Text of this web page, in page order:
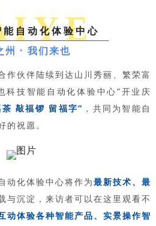
I Y E
自动化体验中心
州 · 我们来也
伙伴陆续到达山川秀丽、繁荣富
科技智能自动化体验中心”开业庆
敲福锣 留福字” ，共同为智能自
的祝愿。
动化体验中心将作为最新技术、最
与沉淀，来访者可以在这里观看不
动体验各种智能产品、实景操作智